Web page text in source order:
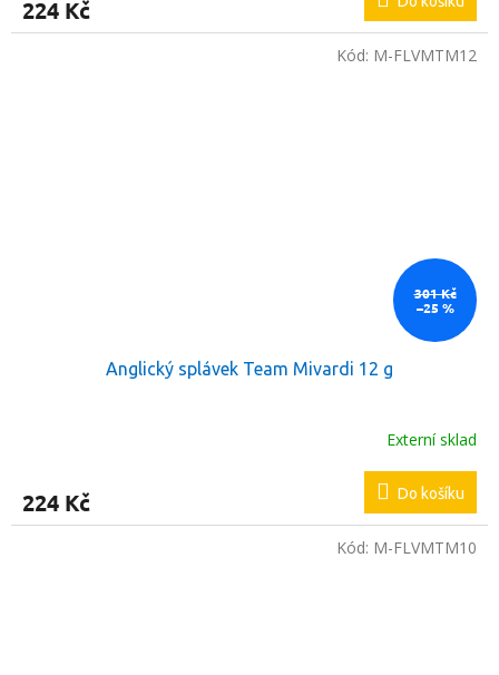
224 Kč
301 Kč
–25 %
Anglický splávek Team Mivardi 12 g
Externí sklad
224 Kč Do košíku
Kód: M-FLVMTM12
Kód: M-FLVMTM10